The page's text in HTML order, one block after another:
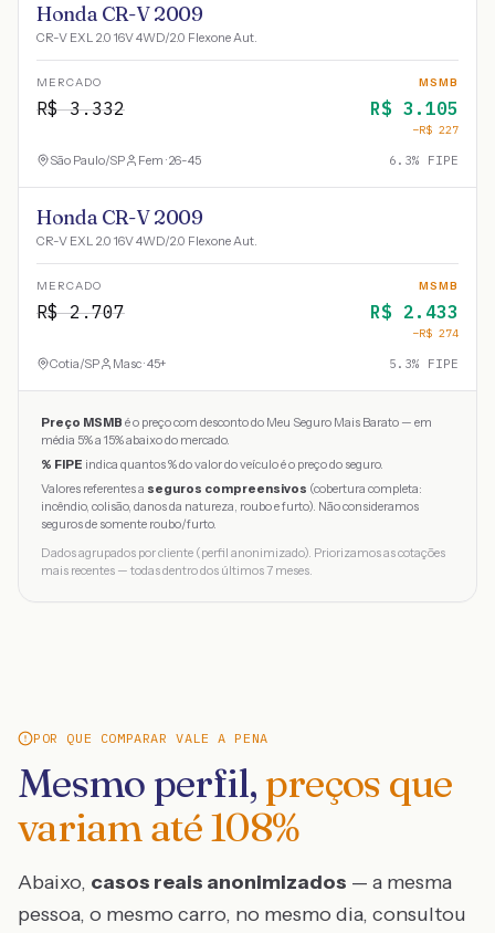
Honda CR-V 2009
CR-V EXL 2.0 16V 4WD/2.0 Flexone Aut.
MERCADO
R$3.332
MSMB
R$ 3.105
−R$ 227
São Paulo/SP Fem · 26-45 6.3% FIPE
Honda CR-V 2009
CR-V EXL 2.0 16V 4WD/2.0 Flexone Aut.
MERCADO
R$2.707
MSMB
R$ 2.433
−R$ 274
Cotia/SP Masc · 45+ 5.3% FIPE
Preço MSMB é o preço com desconto do Meu Seguro Mais Barato — em
média 5% a 15% abaixo do mercado.
% FIPE indica quantos % do valor do veículo é o preço do seguro.
Valores referentes a seguros compreensivos (cobertura completa:
incêndio, colisão, danos da natureza, roubo e furto). Não consideramos
seguros de somente roubo/furto.
Dados agrupados por cliente (perfil anonimizado). Priorizamos as cotações
mais recentes — todas dentro dos últimos 7 meses.
POR QUE COMPARAR VALE A PENA
Mesmo perfil, preços que
variam até108%
Abaixo, casos reais anonimizados — a mesma
pessoa, o mesmo carro, no mesmo dia, consultou